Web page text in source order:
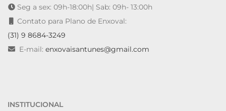
Seg a sex: 09h-18:00h| Sab: 09h- 13:00h
Contato para Plano de Enxoval:
(31) 9 8684-3249
E-mail: enxovaisantunes@gmail.com
INSTITUCIONAL